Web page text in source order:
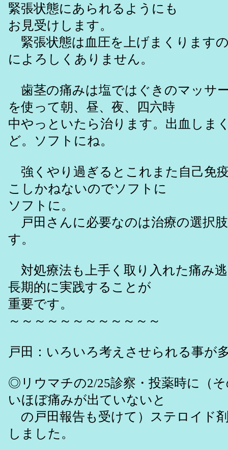
緊張状態にあられるようにも
お見受けします。
緊張状態は血圧を上げまくります
によろしくありません。
歯茎の痛みは塩ではぐきのマッサ
を使って朝、昼、夜、四六時
中やっといたら治ります。出血しま
ど。ソフトにね。
強くやり過ぎるとこれまた自己免
こしかねないのでソフトに
ソフトに。
戸田さんに必要なのは治療の選択
す。
対処療法も上手く取り入れた痛み
長期的に実践することが
重要です。
～～～～～～～～～～～～
戸田：いろいろ考えさせられる事が
◎リウマチの2/25診察・投薬時に（
いほぼ痛みが出ていないと
の戸田報告も受けて）ステロイド
しました。